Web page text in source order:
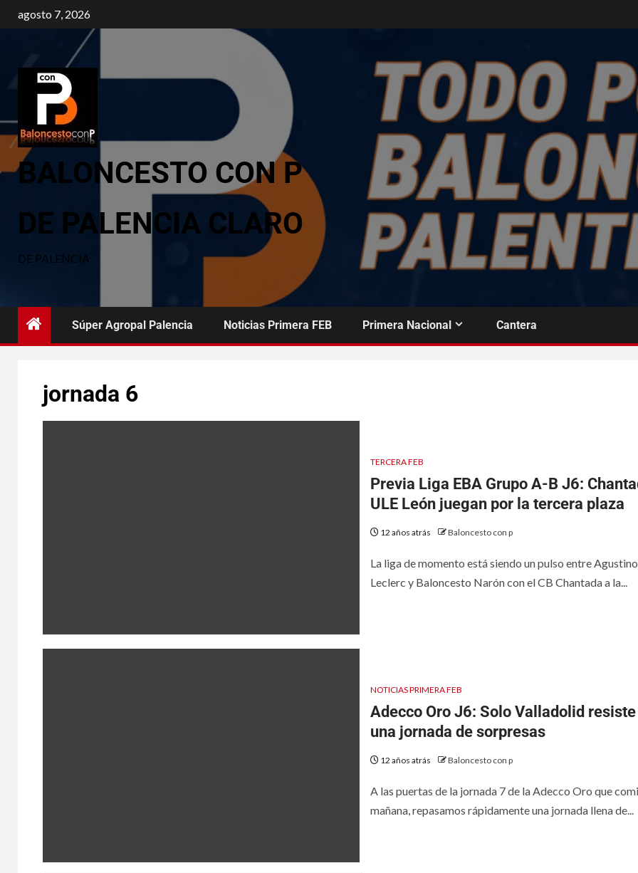
agosto 7, 2026
BALONCESTO CON P
DE PALENCIA CLARO
DE PALENCIA
Súper Agropal Palencia Noticias Primera FEB Primera Nacional Cantera
jornada 6
TERCERA FEB
Previa Liga EBA Grupo A-B J6:
ULE León juegan por la tercera plaza
12 años atrás Baloncesto con p
La liga de momento está siendo un pulso entre
Leclerc y Baloncesto Narón con el CB Chantada a la...
NOTICIAS PRIMERA FEB
Adecco Oro J6: Solo Valladolid resiste
una jornada de sorpresas
12 años atrás Baloncesto con p
A las puertas de la jornada 7 de la Adecco Oro que
mañana, repasamos rápidamente una jornada llena de...